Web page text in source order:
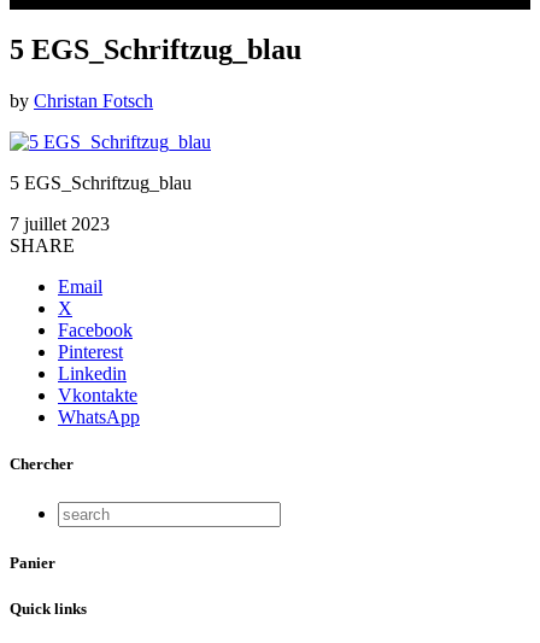
5 EGS_Schriftzug_blau
by Christan Fotsch
5 EGS_Schriftzug_blau
7 juillet 2023
SHARE
Email
X
Facebook
Pinterest
Linkedin
Vkontakte
WhatsApp
Chercher
Panier
Quick links